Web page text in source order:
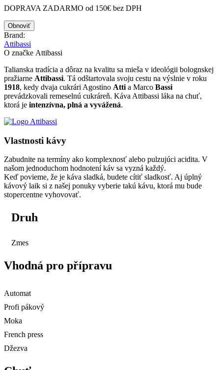
DOPRAVA ZADARMO od 150€ bez DPH
Brand:
Attibassi
O značke Attibassi
Talianska tradícia a dôraz na kvalitu sa mieša v ideológii bolognskej
pražiarne Attibassi. Tá odštartovala svoju cestu na výslnie v roku
1918, kedy dvaja cukrári Agostino Atti a Marco Bassi
prevádzkovali remeselnú cukráreň. Káva Attibassi láka na chuť,
ktorá je intenzívna, plná a vyvážená.
Vlastnosti kávy
Zabudnite na termíny ako komplexnosť alebo pulzujúci acidita. V
našom jednoduchom hodnotení káv sa vyzná každý.
Keď povieme, že je káva sladká, budete cítiť sladkosť. Aj úplný
kávový laik si z našej ponuky vyberie takú kávu, ktorá mu bude
stopercentne vyhovovať.
Druh
Zmes
Vhodná pro přípravu
Automat
Profi pákový
Moka
French press
Džezva